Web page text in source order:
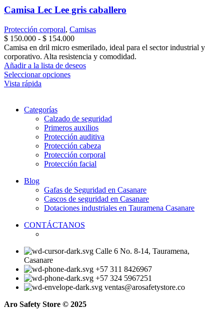
Camisa Lec Lee gris caballero
Protección corporal, Camisas
$ 150.000 - $ 154.000Rango
de
precios:
desde
Camisa en dril micro esmerilado, ideal para el sector industrial y
corporativo. Alta resistencia y comodidad.
Añadir a la lista de deseos
Seleccionar opcionesEste
Las
opciones
se
pueden
elegir
en
de
producto
Vista rápida
Categorías
Calzado de seguridad
Primeros auxilios
Protección auditiva
Protección cabeza
Protección corporal
Protección facial
Blog
Gafas de Seguridad en Casanare
Cascos de seguridad en Casanare
Dotaciones industriales en Tauramena Casanare
CONTÁCTANOS
Calle 6 No. 8-14, Tauramena,
Casanare
+57 311 8426967
+57 324 5967251
ventas@arosafetystore.co
Aro Safety Store © 2025